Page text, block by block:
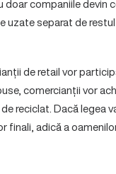
doar companiile
uzate separat de
de retail vor
comercianții vor
reciclat. Dacă legea
finali, adică a